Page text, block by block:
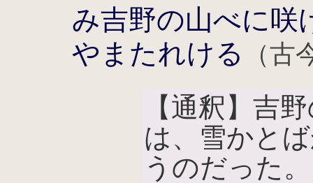
み吉野の山べに咲
やまたれける
（古
【通釈】吉
は、雪かと
うのだった。